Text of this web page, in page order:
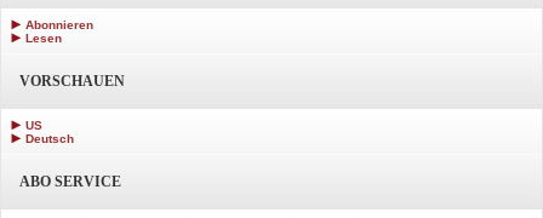
Abonnieren
Lesen
VORSCHAUEN
US
Deutsch
ABO SERVICE